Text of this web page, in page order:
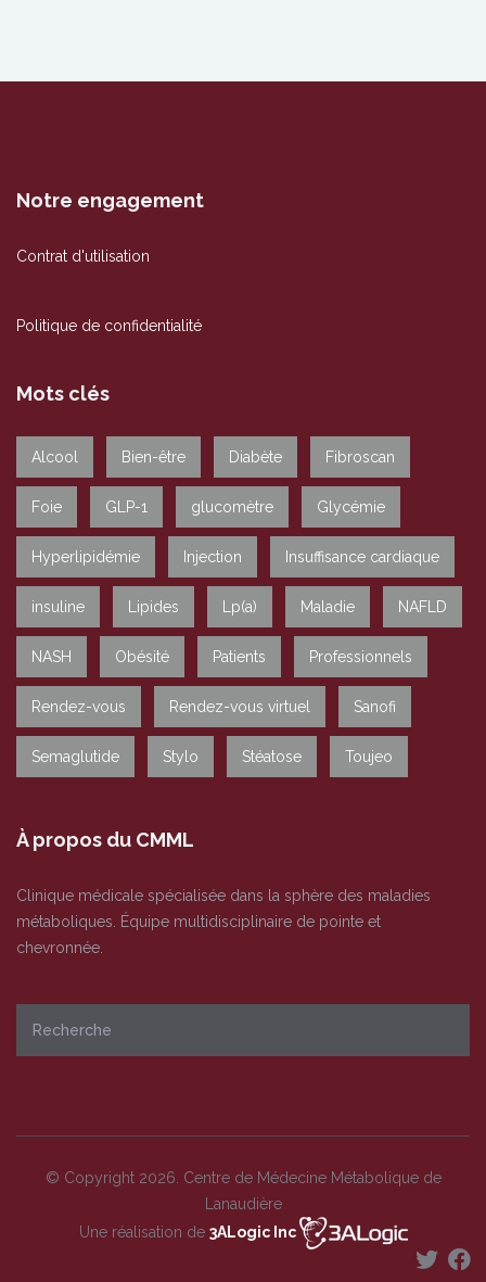
Notre engagement
Contrat d'utilisation
Politique de confidentialité
Mots clés
Alcool Bien-être Diabète Fibroscan
Foie GLP-1 glucomètre Glycémie
Hyperlipidémie Injection Insuffisance cardiaque
insuline Lipides Lp(a) Maladie NAFLD
NASH Obésité Patients Professionnels
Rendez-vous Rendez-vous virtuel Sanofi
Semaglutide Stylo Stéatose Toujeo
À propos du CMML
Clinique médicale spécialisée dans la sphère des maladies
métaboliques. Équipe multidisciplinaire de pointe et
chevronnée.
© Copyright 2026. Centre de Médecine Métabolique de
Lanaudière
Une réalisation de 3ALogic Inc